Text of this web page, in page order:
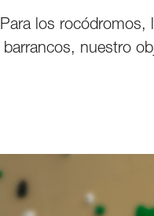
Para los rocódromos,
barrancos, nuestro